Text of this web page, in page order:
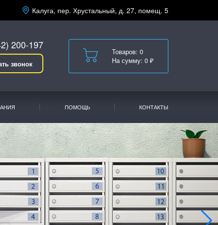
Калуга, пер. Хрустальный, д. 27, помещ. 5
200-197
звонок
Товаров: 0
На сумму: 0 ₽
ПОМОЩЬ КОНТАКТЫ